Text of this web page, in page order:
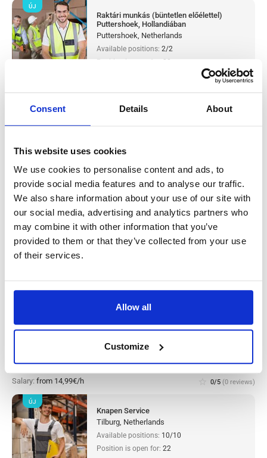
Consent Details About
This website uses cookies
We use cookies to personalise content and ads, to
provide social media features and to analyse our traffic.
We also share information about your use of our site with
our social media, advertising and analytics partners who
may combine it with other information that you’ve
provided to them or that they’ve collected from your use
of their services.
Allow all
Customize
Raktári munkás (büntetlen előélettel)
Puttershoek, Hollandiában
Puttershoek, Netherlands
Available positions: 2/2
Position is open for:
20
Párokat is fogadunk
check
ÚJ
experience) Westerhaar, Hollandiában
Salary:from 14,99€/h star_border 0/5(0 reviews)
Metal production worker (with
experience) Westerhaar, Hollandiában
Available positions:2/2
Warehouse worker sorter Tilburg,
Salary: from 14,99€/h star_border 0/5 (0 reviews)
Knapen Service
Tilburg, Netherlands
Available positions: 10/10
Position is open for: 22
ÚJ